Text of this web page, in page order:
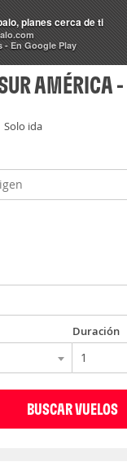
AMÉRICA
Solo ida
Duración
BUSCAR VUELOS
planes cerca de ti
- En Google Play